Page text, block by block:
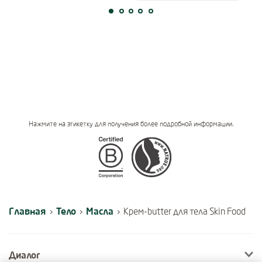
Certifications
Нажмите на этикетку для получения более подробной информации.
Главная › Тело › Масла › Крем-butter для тела Skin Food
Диалог